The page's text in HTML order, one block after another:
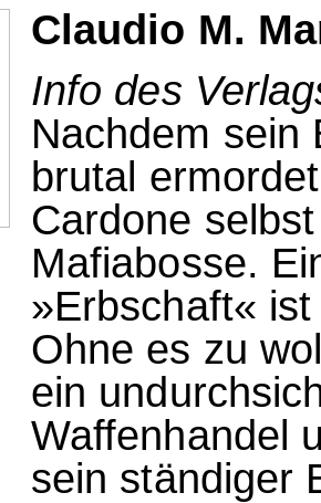
Claudio M.
Info des
Nachdem sein
brutal
Cardone
Mafiabosse.
»Erbschaft«
Ohne es zu
ein
Waffenhandel
sein ständiger